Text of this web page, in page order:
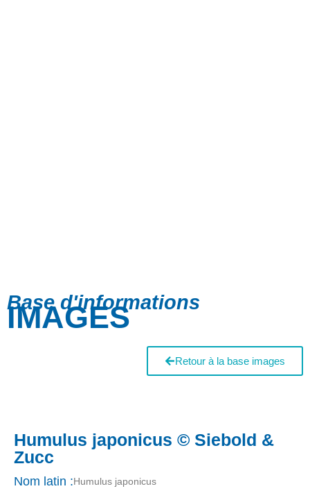
Base d'informations
IMAGES
Retour à la base images
Humulus japonicus © Siebold &
Zucc
Nom latin :Humulus japonicus